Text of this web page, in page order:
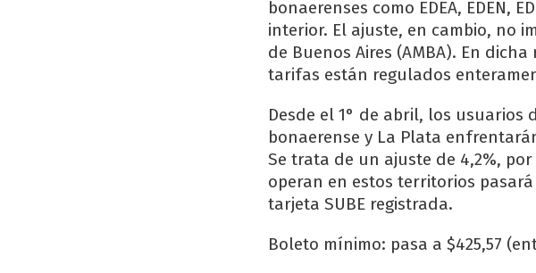
bonaerenses como EDEA, EDEN,
interior. El ajuste, en cambio, no
de Buenos Aires (AMBA). En
tarifas están regulados
Desde el 1° de abril, los usuarios
bonaerense y La Plata
Se trata de un ajuste de 4,2%,
operan en estos territorios
tarjeta SUBE registrada.
Boleto mínimo: pasa a $425,57